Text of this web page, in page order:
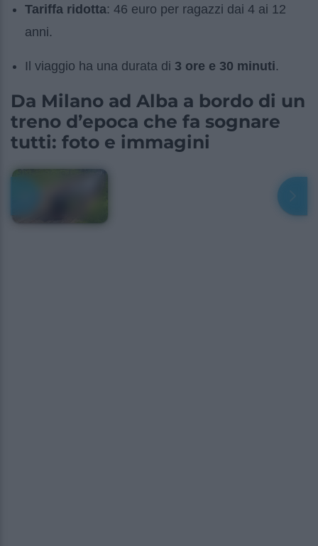
Tariffa ridotta: 46 euro per ragazzi dai 4 ai 12
anni.
Il viaggio ha una durata di 3 ore e 30 minuti.
Da Milano ad Alba a bordo di un
treno d’epoca che fa sognare
tutti: foto e immagini